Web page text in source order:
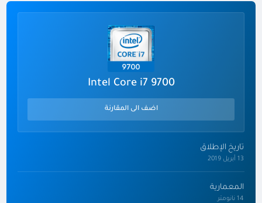
Intel Core i7 9700
اضف الى المقارنة
تاريخ الإطلاق
13 أبريل 2019
المعمارية
14 نانومتر